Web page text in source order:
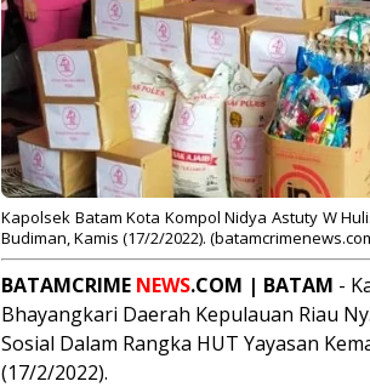
Kapolsek Batam Kota Kompol Nidya Astuty W
Budiman, Kamis (17/2/2022).
BATAMCRIME NEWS.COM | BATAM -
Bhayangkari Daerah Kepulauan Riau
Sosial Dalam Rangka HUT Yayasan
(17/2/2022).